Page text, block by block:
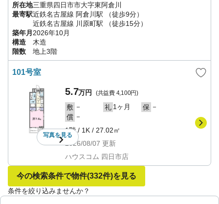
所在地三重県四日市市大字東阿倉川
最寄駅近鉄名古屋線 阿倉川駅
（徒歩9分）
近鉄名古屋線 川原町駅
（徒歩15分）
築年月2026年10月
構造
木造
階数
地上3階
101号室
写真を見る
5.7万円 (共益費 4,100円)
敷 － 礼 1ヶ月 保 －
償 －
1階/ 1K / 27.02㎡
2026/08/07 更新
ハウスコム 四日市店
今の検索条件で物件(332件)を見る
条件を絞り込みませんか？